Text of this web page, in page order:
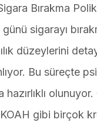
Bırakma
sigarayı
düzeylerini
Bu süreçte
gibi birçok